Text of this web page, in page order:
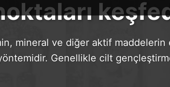
mineral ve diğer aktif
Genellikle cilt